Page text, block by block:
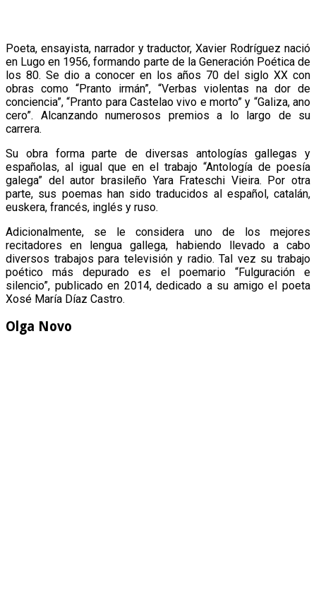
Poeta, ensayista, narrador y traductor, Xavier Rodríguez nació
en Lugo en 1956, formando parte de la Generación Poética de
los 80. Se dio a conocer en los años 70 del siglo XX con
obras como “Pranto irmán”, “Verbas violentas na dor de
conciencia”, “Pranto para Castelao vivo e morto” y “Galiza, ano
cero”. Alcanzando numerosos premios a lo largo de su
carrera.
Su obra forma parte de diversas antologías gallegas y
españolas, al igual que en el trabajo “Antología de poesía
galega” del autor brasileño Yara Frateschi Vieira. Por otra
parte, sus poemas han sido traducidos al español, catalán,
euskera, francés, inglés y ruso.
Adicionalmente, se le considera uno de los mejores
recitadores en lengua gallega, habiendo llevado a cabo
diversos trabajos para televisión y radio. Tal vez su trabajo
poético más depurado es el poemario “Fulguración e
silencio”, publicado en 2014, dedicado a su amigo el poeta
Xosé María Díaz Castro.
Olga Novo